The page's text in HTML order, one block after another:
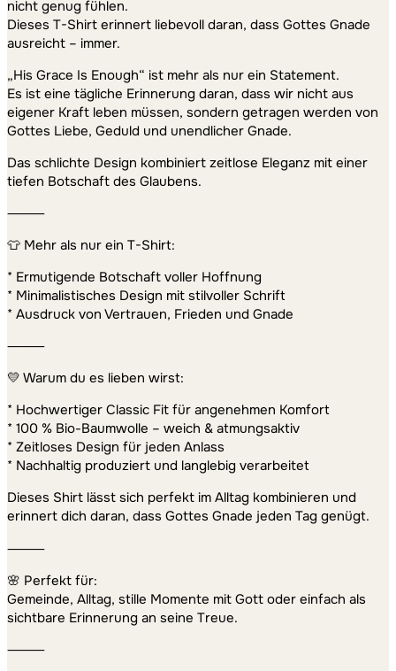
nicht genug fühlen.
Dieses T-Shirt erinnert liebevoll daran, dass Gottes Gnade
ausreicht – immer.
„His Grace Is Enough“ ist mehr als nur ein Statement.
Es ist eine tägliche Erinnerung daran, dass wir nicht aus
eigener Kraft leben müssen, sondern getragen werden von
Gottes Liebe, Geduld und unendlicher Gnade.
Das schlichte Design kombiniert zeitlose Eleganz mit einer
tiefen Botschaft des Glaubens.
⸻
👕 Mehr als nur ein T-Shirt:
* Ermutigende Botschaft voller Hoffnung
* Minimalistisches Design mit stilvoller Schrift
* Ausdruck von Vertrauen, Frieden und Gnade
⸻
💛 Warum du es lieben wirst:
* Hochwertiger Classic Fit für angenehmen Komfort
* 100 % Bio-Baumwolle – weich & atmungsaktiv
* Zeitloses Design für jeden Anlass
* Nachhaltig produziert und langlebig verarbeitet
Dieses Shirt lässt sich perfekt im Alltag kombinieren und
erinnert dich daran, dass Gottes Gnade jeden Tag genügt.
⸻
🌸 Perfekt für:
Gemeinde, Alltag, stille Momente mit Gott oder einfach als
sichtbare Erinnerung an seine Treue.
⸻